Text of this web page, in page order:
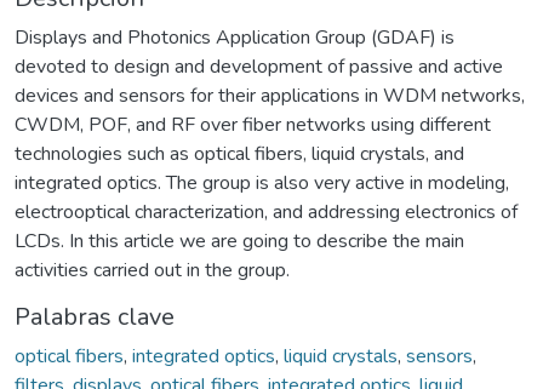
Displays and Photonics Application Group (GDAF) is
devoted to design and development of passive and active
devices and sensors for their applications in WDM networks,
CWDM, POF, and RF over fiber networks using different
technologies such as optical fibers, liquid crystals, and
integrated optics. The group is also very active in modeling,
electrooptical characterization, and addressing electronics of
LCDs. In this article we are going to describe the main
activities carried out in the group.
Palabras clave
optical fibers, integrated optics, liquid crystals, sensors,